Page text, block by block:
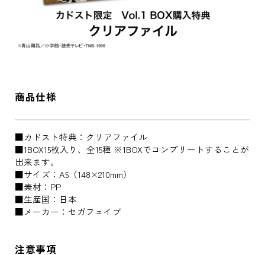
商品仕様
■カドスト特典：クリアファイル
■1BOX15枚入り、全15種 ※1BOXでコンプリートすることが
出来ます。
■サイズ：A5（148×210mm）
■素材：PP
■生産国：日本
■メーカー：セガフェイブ
注意事項